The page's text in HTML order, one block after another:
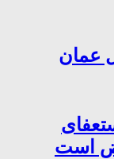
عمان
است